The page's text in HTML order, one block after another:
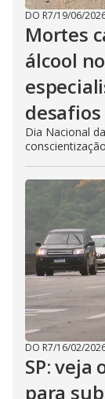
DO R7/19/06/
Mortes
álcool
desafios
Dia Nacional
DO R7/16/02/
SP: veja
para